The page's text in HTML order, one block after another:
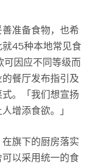
准备食物，也希
就45种本地常见食
可因应不同等级而
餐厅发布指引及
。「我们想宣扬
增添食欲。」
旗下的厨房落实
以采用统一的食